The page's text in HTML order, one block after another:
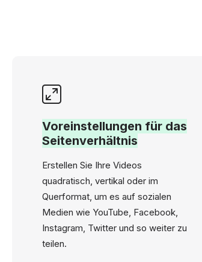
Voreinstellungen für das
Seitenverhältnis
Erstellen Sie Ihre Videos
quadratisch, vertikal oder im
Querformat, um es auf sozialen
Medien wie YouTube, Facebook,
Instagram, Twitter und so weiter zu
teilen.